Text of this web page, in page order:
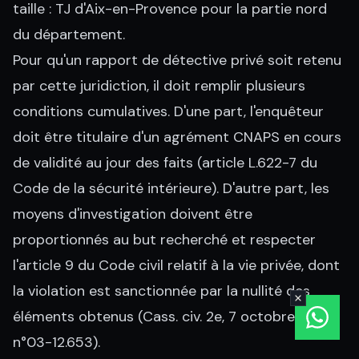
taille : TJ d'Aix-en-Provence pour la partie nord
du département.
Pour qu'un rapport de détective privé soit retenu
par cette juridiction, il doit remplir plusieurs
conditions cumulatives. D'une part, l'enquêteur
doit être titulaire d'un agrément CNAPS en cours
de validité au jour des faits (article L.622-7 du
Code de la sécurité intérieure). D'autre part, les
moyens d'investigation doivent être
proportionnés au but recherché et respecter
l'article 9 du Code civil relatif à la vie privée, dont
la violation est sanctionnée par la nullité des
éléments obtenus (Cass. civ. 2e, 7 octobre 2004,
n°03-12.653).